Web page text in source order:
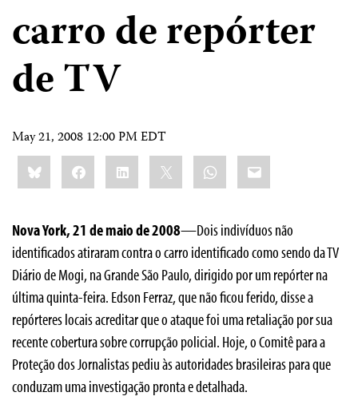
carro de repórter
de TV
May 21, 2008 12:00 PM EDT
Share
this:BlueskyFacebookLinkedIn WhatsApp
Email
Nova York, 21 de maio de 2008—Dois indivíduos não
identificados atiraram contra o carro identificado como sendo da TV
Diário de Mogi, na Grande São Paulo, dirigido por um repórter na
última quinta-feira. Edson Ferraz, que não ficou ferido, disse a
repórteres locais acreditar que o ataque foi uma retaliação por sua
recente cobertura sobre corrupção policial. Hoje, o Comitê para a
Proteção dos Jornalistas pediu às autoridades brasileiras para que
conduzam uma investigação pronta e detalhada.